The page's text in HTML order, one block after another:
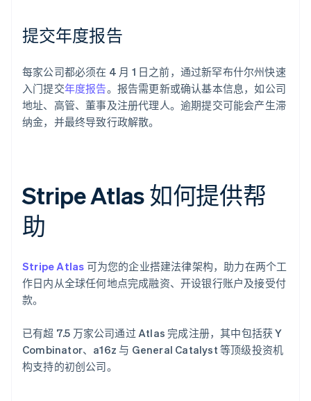
提交年度报告
每家公司都必须在 4 月 1 日之前，通过新罕布什尔州快速
入门提交年度报告。报告需更新或确认基本信息，如公司
地址、高管、董事及注册代理人。逾期提交可能会产生滞
纳金，并最终导致行政解散。
Stripe Atlas 如何提供帮
助
Stripe Atlas 可为您的企业搭建法律架构，助力在两个工
作日内从全球任何地点完成融资、开设银行账户及接受付
款。
已有超 7.5 万家公司通过 Atlas 完成注册，其中包括获 Y
Combinator、a16z 与 General Catalyst 等顶级投资机
构支持的初创公司。